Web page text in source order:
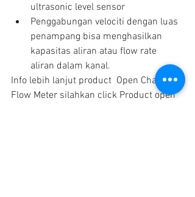
ultrasonic level sensor
Penggabungan velociti dengan luas
penampang bisa menghasilkan
kapasitas aliran atau flow rate
aliran dalam kanal.
Info lebih lanjut product  Open Channel
Flow Meter silahkan click Product open